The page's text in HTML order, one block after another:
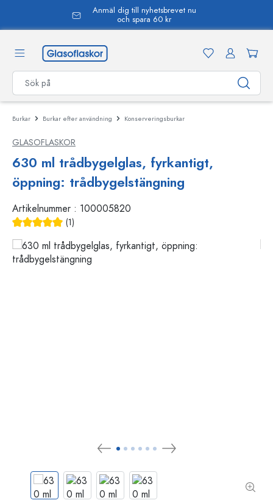
Anmäl dig till nyhetsbrevet nu
och spara 60 kr
Burkar Burkar efter användning Konserveringsburkar
GLASOFLASKOR
630 ml trådbygelglas, fyrkantigt,
öppning: trådbygelstängning
Artikelnummer : 100005820
(1)